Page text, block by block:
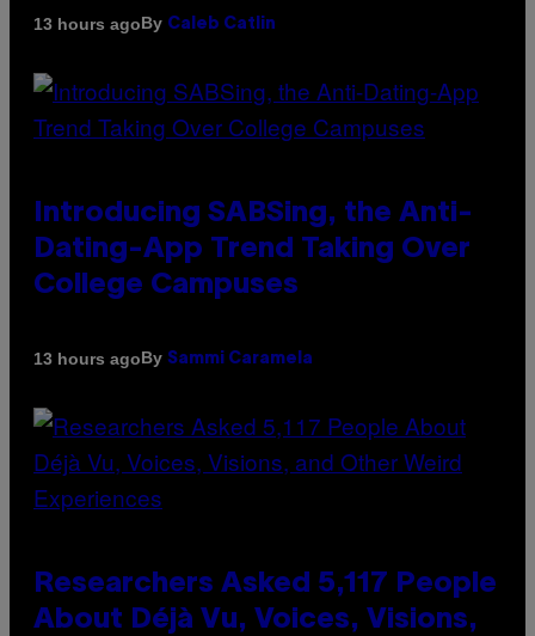
13 hours agoBy Caleb Catlin
Introducing SABSing, the Anti-
Dating-App Trend Taking Over
College Campuses
13 hours agoBy Sammi Caramela
Researchers Asked 5,117 People
About Déjà Vu, Voices, Visions,